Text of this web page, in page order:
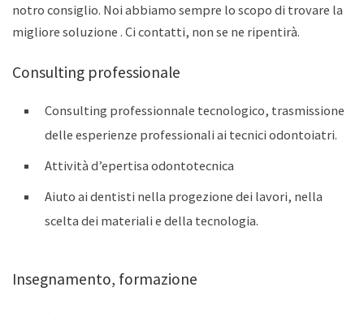
notro consiglio. Noi abbiamo sempre lo scopo di trovare la
migliore soluzione . Ci contatti, non se ne ripentirà.
Consulting professionale
Consulting professionnale tecnologico, trasmissione
delle esperienze professionali ai tecnici odontoiatri.
Attività d’epertisa odontotecnica
Aiuto ai dentisti nella progezione dei lavori, nella
scelta dei materiali e della tecnologia.
Insegnamento, formazione